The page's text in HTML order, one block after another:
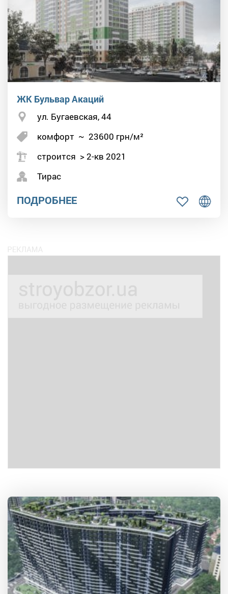
ЖК Бульвар Акаций
ул. Бугаевская, 44
комфорт ~ 23600 грн/м²
строится > 2-кв 2021
Тирас
ПОДРОБНЕЕ